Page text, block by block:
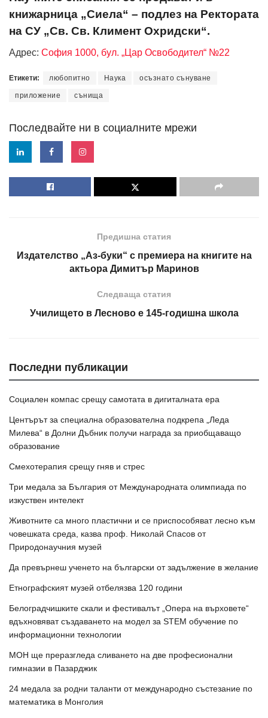
книжарница „Сиела“ – подлез на Ректората
на СУ „Св. Св. Климент Охридски“.
Адрес: София 1000, бул. „Цар Освободител“ №22
Етикети: любопитно Наука осъзнато сънуване
приложение сънища
Последвайте ни в социалните мрежи
Предишна статия
Издателство „Аз-буки“ с премиера на книгите на
актьора Димитър Маринов
Следваща статия
Училището в Лесново е 145-годишна школа
Последни публикации
Социален компас срещу самотата в дигиталната ера
Центърът за специална образователна подкрепа „Леда
Милева“ в Долни Дъбник получи награда за приобщаващо
образование
Смехотерапия срещу гняв и стрес
Три медала за България от Международната олимпиада по
изкуствен интелект
Животните са много пластични и се приспособяват лесно към
човешката среда, казва проф. Николай Спасов от
Природонаучния музей
Да превърнеш ученето на български от задължение в желание
Етнографският музей отбелязва 120 години
Белоградчишките скали и фестивалът „Опера на върховете“
вдъхновяват създаването на модел за STEM обучение по
информационни технологии
МОН ще преразгледа сливането на две професионални
гимназии в Пазарджик
24 медала за родни таланти от международно състезание по
математика в Монголия